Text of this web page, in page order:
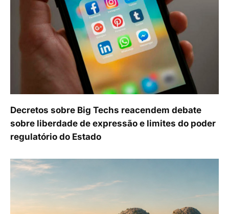
Decretos sobre Big Techs reacendem debate
sobre liberdade de expressão e limites do poder
regulatório do Estado